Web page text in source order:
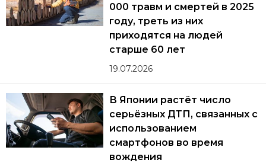
000 травм и смертей в 2025
году, треть из них
приходятся на людей
старше 60 лет
19.07.2026
В Японии растёт число
серьёзных ДТП, связанных с
использованием
смартфонов во время
вождения